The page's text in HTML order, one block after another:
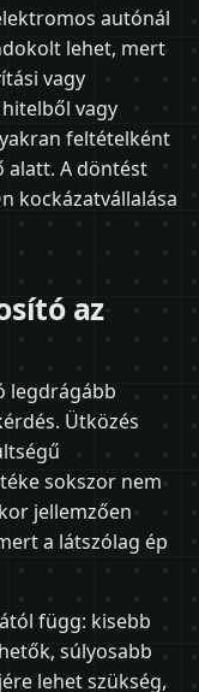
autónál
lehet, mert
vagy
vagy
feltételként
alatt. A döntést
kockázatvállalása
az
legdrágább
Ütközés
sokszor nem
jellemzően
a látszólag ép
függ: kisebb
súlyosabb
lehet szükség,